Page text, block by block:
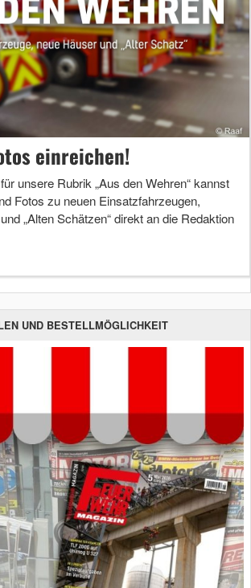
einreichen!
unsere Rubrik „Aus den Wehren“ kannst
Fotos zu neuen Einsatzfahrzeugen,
„Alten Schätzen“ direkt an die Redaktion
UND BESTELLMÖGLICHKEIT